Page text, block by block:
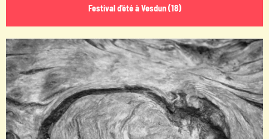
Festival d'été à Vesdun (18)